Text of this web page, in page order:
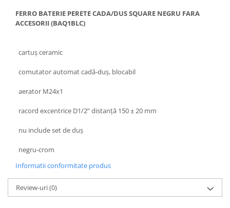
FERRO BATERIE PERETE CADA/DUS SQUARE NEGRU FARA
ACCESORII (BAQ1BLC)
cartuș ceramic
comutator automat cadă-duș, blocabil
aerator M24x1
racord excentrice D1/2” distanță 150 ± 20 mm
nu include set de duș
negru-crom
Informatii conformitate produs
Review-uri(0)